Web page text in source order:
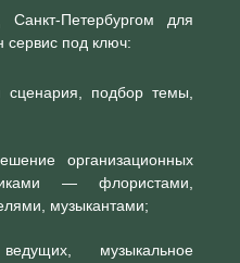
Петербургом для
сервис под ключ:
сценария, подбор темы,
организационных
— флористами,
музыкантами;
музыкальное